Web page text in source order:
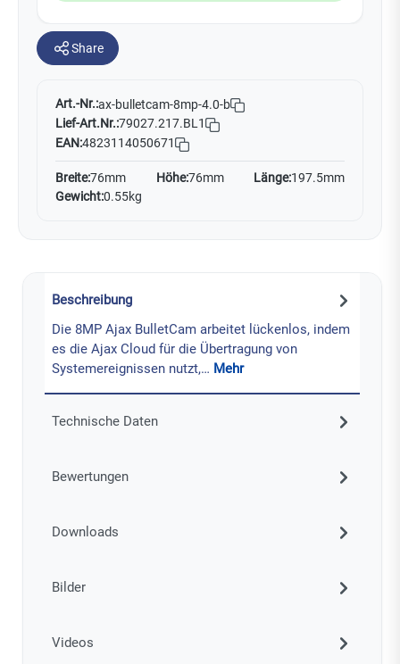
Share
Art.-Nr.:ax-bulletcam-8mp-4.0-b
Lief-Art.Nr.:79027.217.BL1
EAN:4823114050671
Breite:76mm Höhe:76mm Länge:197.5mm
Gewicht:0.55kg
Beschreibung
Die 8MP Ajax BulletCam arbeitet lückenlos, indem
es die Ajax Cloud für die Übertragung von
Systemereignissen nutzt,… Mehr
Technische Daten
Bewertungen
Downloads
Bilder
Videos